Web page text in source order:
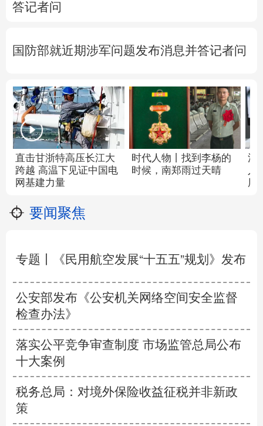
答记者问
国防部就近期涉军问题发布消息并答记者问
直击甘浙特高压长江大
跨越 高温下见证中国电
网基建力量
时代人物丨 找到李杨的
时候，南郑雨过天晴
活
用
要闻聚焦
专题丨 《民用航空发展“十五五”规划》发布
公安部发布《公安机关网络空间安全监督
检查办法》
落实公平竞争审查制度 市场监管总局公布
十大案例
税务总局：对境外保险收益征税并非新政
策